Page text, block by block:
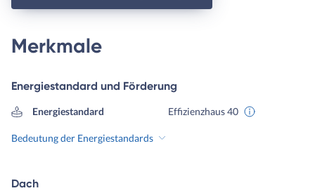
Merkmale
Energiestandard und Förderung
Energiestandard Effizienzhaus 40
Bedeutung der Energiestandards
Dach